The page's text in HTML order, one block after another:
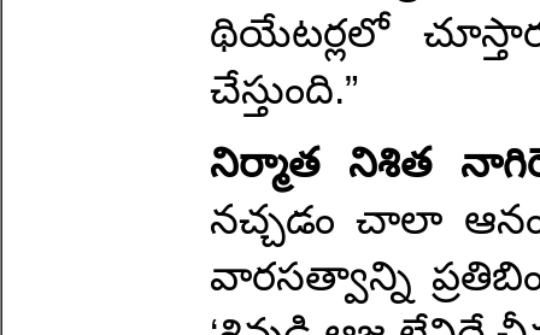
థియేటర్లలో
చేస్తుంది.”
నిర్మాత నిశిత
నచ్చడం చాలా
వారసత్వాన్ని